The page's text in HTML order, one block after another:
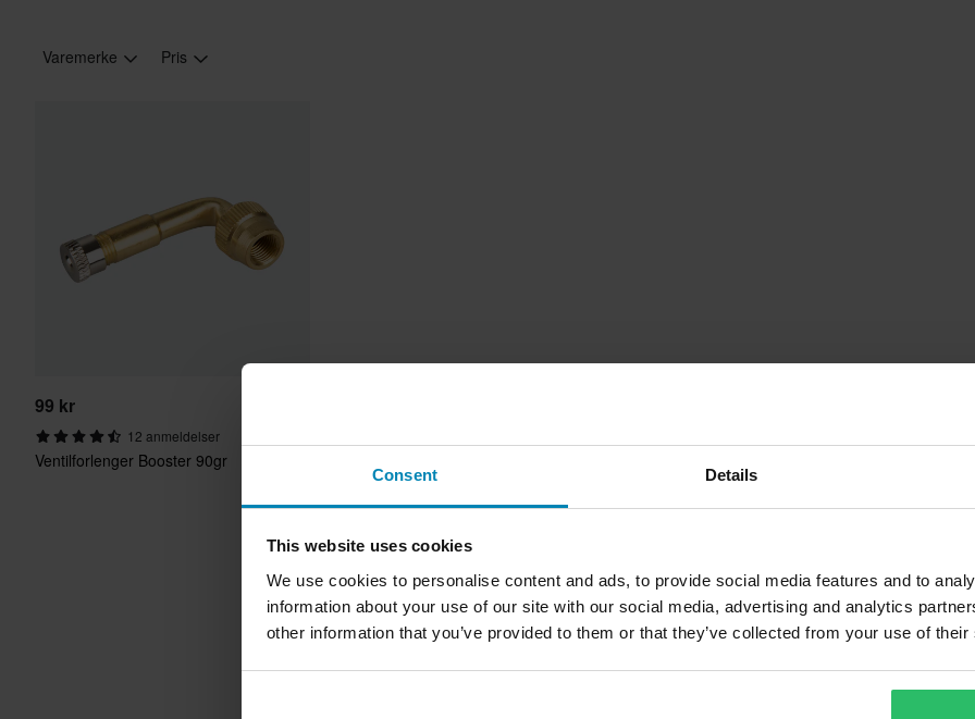
Consent Details
This website uses cookies
We use cookies to personalise content and ads, to provide social media features and to
information about your use of our site with our social media, advertising and analytics
other information that you’ve provided to them or that they’ve collected from your use of
Varemerke Pris
99 kr
12 anmeldelser
Ventilforlenger Booster 90gr
Side1av1